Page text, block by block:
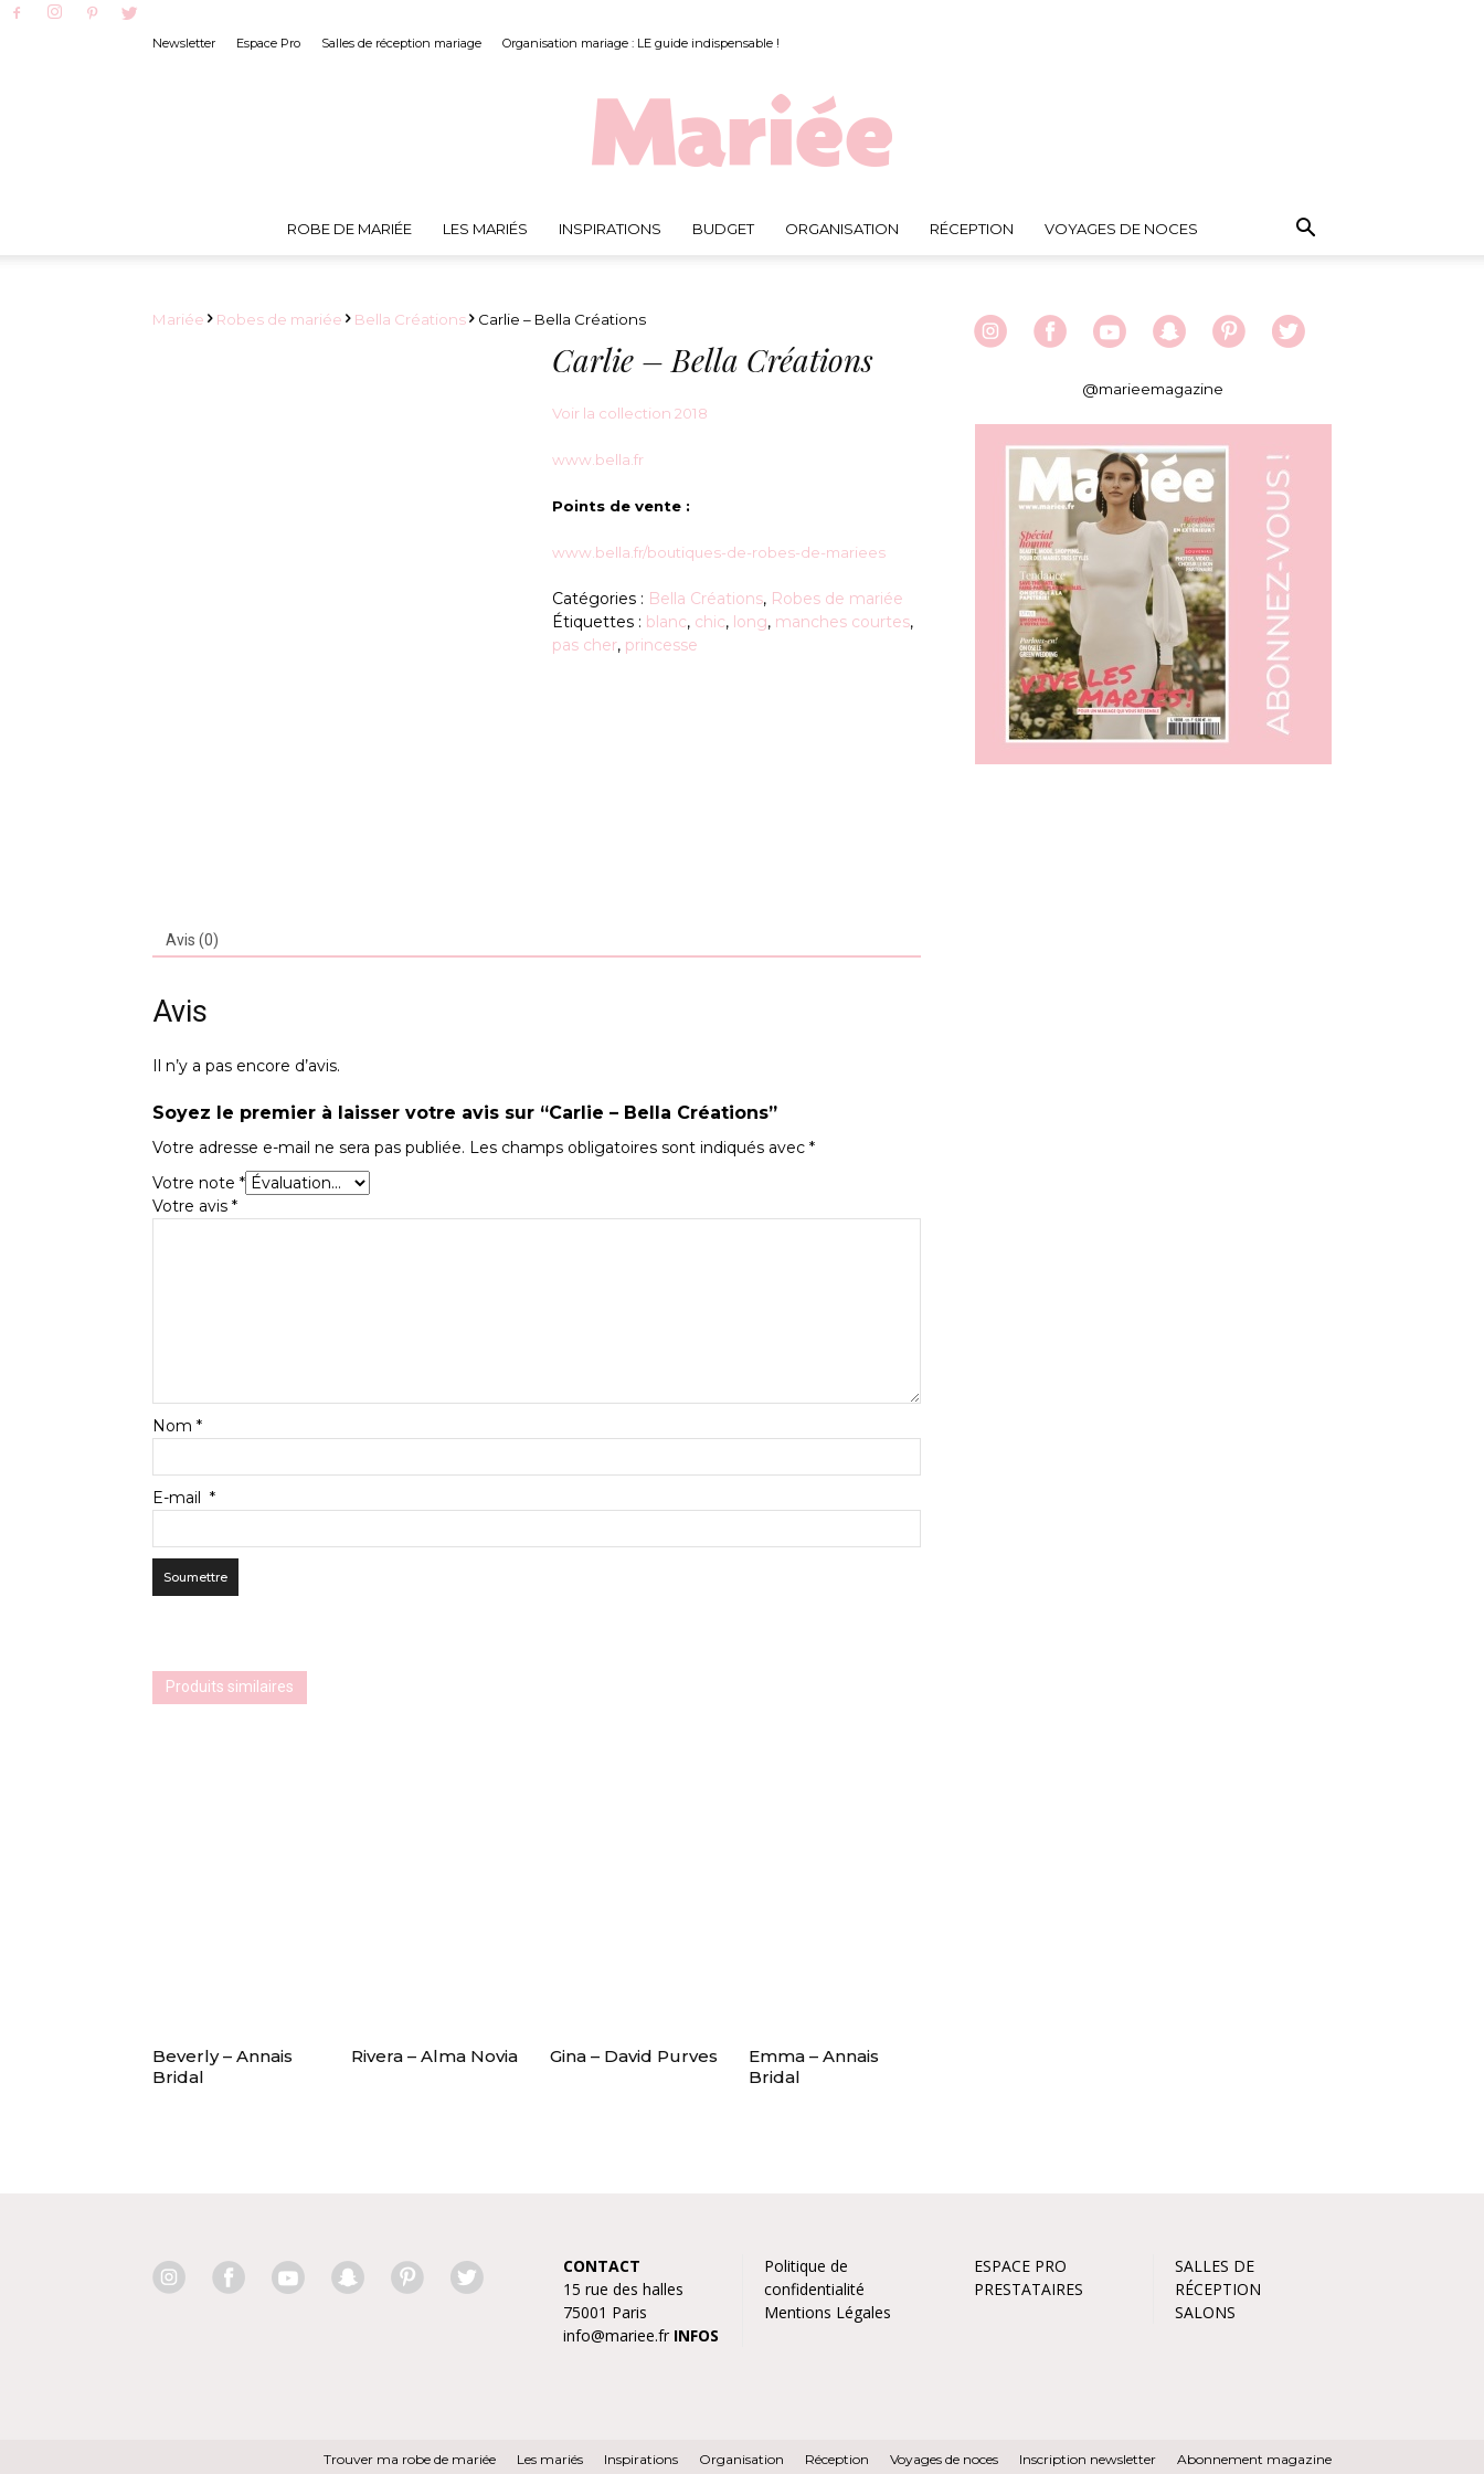
Newsletter Espace Pro Salles de réception mariage Organisation mariage : LE guide indispensable !
ROBE DE MARIÉE LES MARIÉS INSPIRATIONS BUDGET ORGANISATION RÉCEPTION VOYAGES DE NOCES
Mariée Robes de mariée Bella Créations Carlie – Bella Créations
Carlie – Bella Créations
Voir la collection 2018
www.bella.fr
Points de vente :
www.bella.fr/boutiques-de-robes-de-mariees
Catégories : Bella Créations, Robes de mariée
Étiquettes : blanc, chic, long, manches courtes,
pas cher, princesse
Avis (0)
Avis
Il n’y a pas encore d’avis.
Soyez le premier à laisser votre avis sur “Carlie – Bella Créations”
Votre adresse e-mail ne sera pas publiée. Les champs obligatoires sont indiqués avec *
Votre note *
Votre avis *
Nom *
E-mail *
Produits similaires
Beverly – Annais
Bridal
Rivera – Alma Novia Gina – David Purves
Emma – Annais
Bridal
@marieemagazine
CONTACT
15 rue des halles
75001 Paris
info@mariee.fr INFOS
Politique de
confidentialité
Mentions Légales
ESPACE PRO
PRESTATAIRES
SALLES DE
RÉCEPTION
SALONS
Trouver ma robe de mariée Les mariés Inspirations Organisation Réception Voyages de noces Inscription newsletter Abonnement magazine